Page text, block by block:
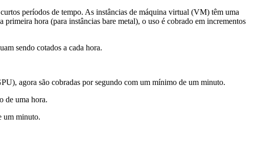
períodos de tempo. As instâncias de máquina virtual (VM) têm uma
hora (para instâncias bare metal), o uso é cobrado em incrementos
sendo cotados a cada hora.
agora são cobradas por segundo com um mínimo de um minuto.
de uma hora.
um minuto.